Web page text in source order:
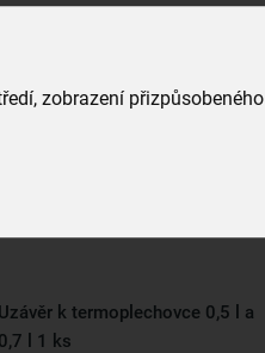
zobrazení přizpůsobeného
Uzávěr k termoplechovce 0,5 l a
0,7 l 1 ks